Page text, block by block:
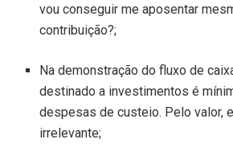
vou conseguir me aposentar
contribuição?;
Na demonstração do fluxo de
destinado a investimentos é
despesas de custeio. Pelo valor,
irrelevante;